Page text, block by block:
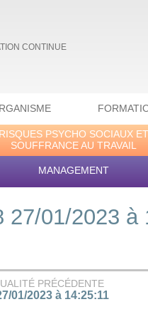
CONTINUE
RISQUES PSYCHO SOCIAUX ET
SOUFFRANCE AU TRAVAIL
MANAGEMENT
27/01/2023 à
PRÉCÉDENTE
01/2023 à 14:25:11